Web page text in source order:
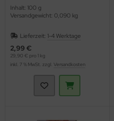
Inhalt: 100 g
Versandgewicht: 0,090 kg
Lieferzeit: 1-4 Werktage
2,99 €
29,90 € pro 1 kg
inkl. 7 % MwSt. zzgl. Versandkosten